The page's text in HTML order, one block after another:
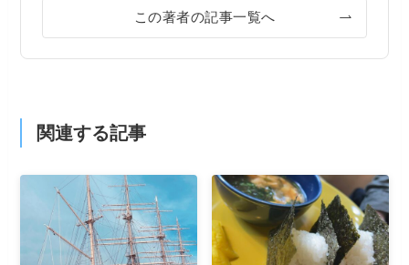
この著者の記事一覧へ
関連する記事